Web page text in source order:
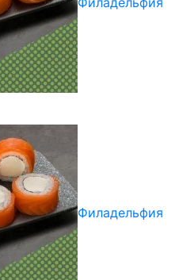
Филадельфия